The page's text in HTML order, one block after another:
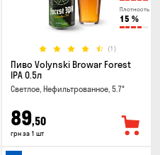
Плотность
15 %
(1)
Пиво Volynski Browar Forest
IPA 0.5л
Светлое, Нефильтрованное, 5.7°
89,50
грн за 1 шт